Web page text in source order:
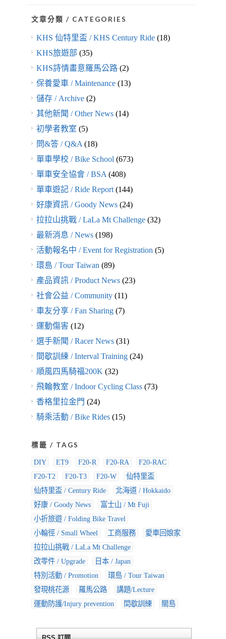
文章分類 / CATEGORIES
KHS 仙特里盃 / KHS Century Ride(18)
KHS旅遊部 (35)
KHS詩情畫意羅馬公路(2)
保養愛車 / Maintenance(13)
儲存 / Archive(2)
其他新聞 / Other News(14)
初學者教室 (5)
問&答 / Q&A (18)
單車學校 / Bike School (673)
單車安全協會 / BSA (408)
單車遊記 / Ride Report(144)
好康資訊 / Goody News(24)
拉拉山挑戰 / LaLa Mt Challenge(32)
最新消息 / News(198)
活動報名中 / Event for Registration (5)
環島 / Tour Taiwan (89)
產品資訊 / Product News(23)
社會公益 / Community(11)
車友分享 / Fan Sharing(7)
運動傷害(12)
選手新聞 / Racer News(31)
間歇訓練 / Interval Training(24)
順風四馬騎福200K (32)
飛輪教室 / Indoor Cycling Class(73)
香格里拉金門 (24)
騎乘活動 / Bike Rides(15)
標籤 / TAGS
DIY ET9 F20-R F20-RA
F20-RAC
F20-T2
F20-T3 F20-W
仙特里盃
仙特里盃 / Century Ride
北海道 / Hokkaido
好康 / Goody News
富士山 / Mt Fuji
小折旅遊 / Folding Bike Travel
小輪徑 / Small Wheel
工商服務
愛車回娘家
拉拉山挑戰 / LaLa Mt Challenge
改零件 / Upgrade
日本 / Japan
特別活動 / Promotion
環島 / Tour Taiwan
發現桃花源
羅馬公路
講題/Lecture
運動防護/Injury prevention
間歇訓練 關島